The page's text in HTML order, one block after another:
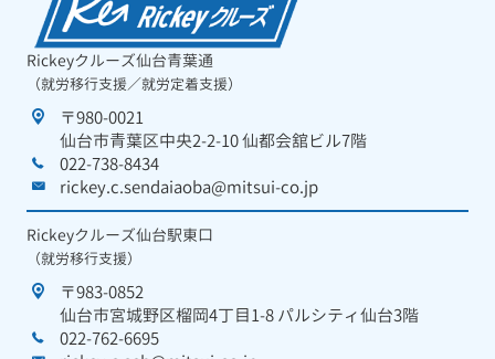
Rickeyクルーズ仙台青葉通
（就労移行支援／就労定着支援）
〒980-0021
仙台市青葉区中央2-2-10 仙都会舘ビル7階
022-738-8434
rickey.c.sendaiaoba@mitsui-co.jp
Rickeyクルーズ仙台駅東口
（就労移行支援）
〒983-0852
仙台市宮城野区榴岡4丁目1-8 パルシティ仙台3階
022-762-6695